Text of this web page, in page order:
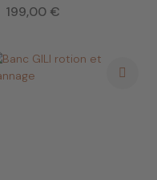
Prix
199,00 €